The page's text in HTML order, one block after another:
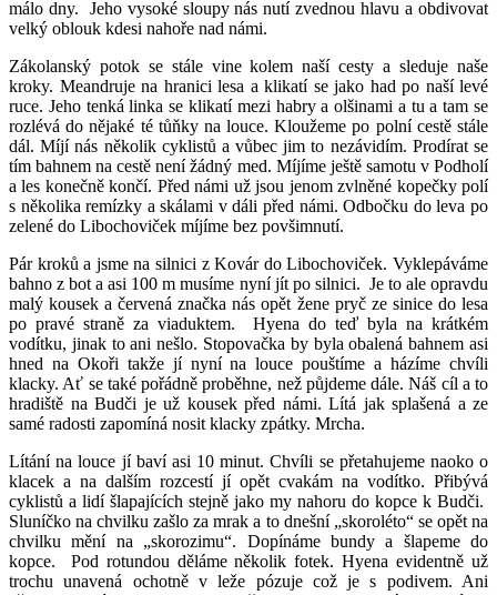
málo dny. Jeho vysoké sloupy nás nutí zvednou hlavu a obdivovat
velký oblouk kdesi nahoře nad námi.
Zákolanský potok se stále vine kolem naší cesty a sleduje naše
kroky. Meandruje na hranici lesa a klikatí se jako had po naší levé
ruce. Jeho tenká linka se klikatí mezi habry a olšinami a tu a tam se
rozlévá do nějaké té tůňky na louce. Kloužeme po polní cestě stále
dál. Míjí nás několik cyklistů a vůbec jim to nezávidím. Prodírat se
tím bahnem na cestě není žádný med. Míjíme ještě samotu v Podholí
a les konečně končí. Před námi už jsou jenom zvlněné kopečky polí
s několika remízky a skálami v dáli před námi. Odbočku do leva po
zelené do Libochoviček míjíme bez povšimnutí.
Pár kroků a jsme na silnici z Kovár do Libochoviček. Vyklepáváme
bahno z bot a asi 100 m musíme nyní jít po silnici. Je to ale opravdu
malý kousek a červená značka nás opět žene pryč ze sinice do lesa
po pravé straně za viaduktem. Hyena do teď byla na krátkém
vodítku, jinak to ani nešlo. Stopovačka by byla obalená bahnem asi
hned na Okoři takže jí nyní na louce pouštíme a házíme chvíli
klacky. Ať se také pořádně proběhne, než půjdeme dále. Náš cíl a to
hradiště na Budči je už kousek před námi. Lítá jak splašená a ze
samé radosti zapomíná nosit klacky zpátky. Mrcha.
Lítání na louce jí baví asi 10 minut. Chvíli se přetahujeme naoko o
klacek a na dalším rozcestí jí opět cvakám na vodítko. Přibývá
cyklistů a lidí šlapajících stejně jako my nahoru do kopce k Budči.
Sluníčko na chvilku zašlo za mrak a to dnešní „skoroléto“ se opět na
chvilku mění na „skorozimu“. Dopínáme bundy a šlapeme do
kopce. Pod rotundou děláme několik fotek. Hyena evidentně už
trochu unavená ochotně v leže pózuje což je s podivem. Ani